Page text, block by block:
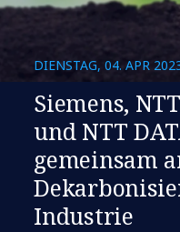
DIENSTAG, 04. APR
Siemens,
und NTT
gemeinsam
Industrie